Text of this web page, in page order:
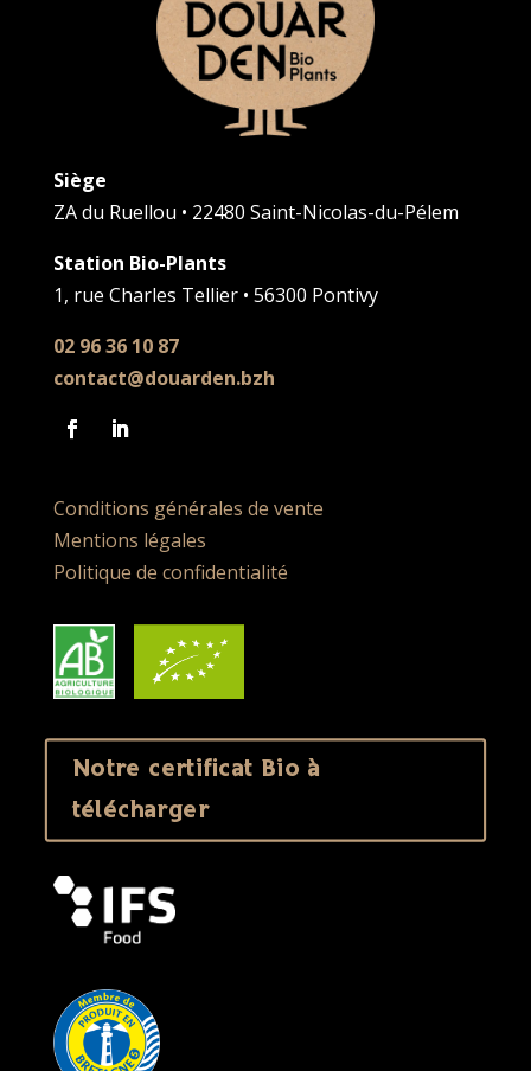
Siège
ZA du Ruellou • 22480 Saint-Nicolas-du-Pélem
Station Bio-Plants
1, rue Charles Tellier • 56300 Pontivy
02 96 36 10 87
contact@douarden.bzh
Conditions générales de vente
Mentions légales
Politique de confidentialité
Notre certificat Bio à
télécharger